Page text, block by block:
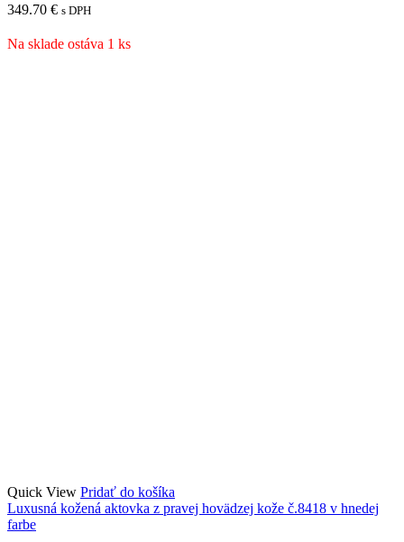
349.70 € s DPH
Na sklade ostáva 1 ks
Quick View Pridať do košíka
Luxusná kožená aktovka z pravej hovädzej kože č.8418 v hnedej
farbe